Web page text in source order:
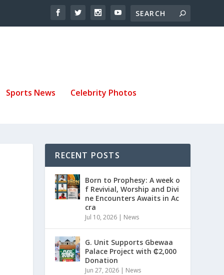
Sports News Celebrity Photos
RECENT POSTS
Born to Prophesy: A week o
f Revivial, Worship and Divi
ne Encounters Awaits in Ac
cra
Jul 10, 2026 | News
G. Unit Supports Gbewaa
Palace Project with ₵2,000
Donation
Jun 27, 2026 | News